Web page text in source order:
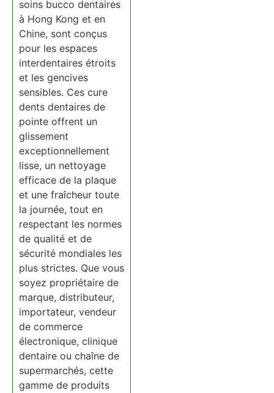
soins bucco dentaires
à Hong Kong et en
Chine, sont conçus
pour les espaces
interdentaires étroits
et les gencives
sensibles. Ces cure
dents dentaires de
pointe offrent un
glissement
exceptionnellement
lisse, un nettoyage
efficace de la plaque
et une fraîcheur toute
la journée, tout en
respectant les normes
de qualité et de
sécurité mondiales les
plus strictes. Que vous
soyez propriétaire de
marque, distributeur,
importateur, vendeur
de commerce
électronique, clinique
dentaire ou chaîne de
supermarchés, cette
gamme de produits